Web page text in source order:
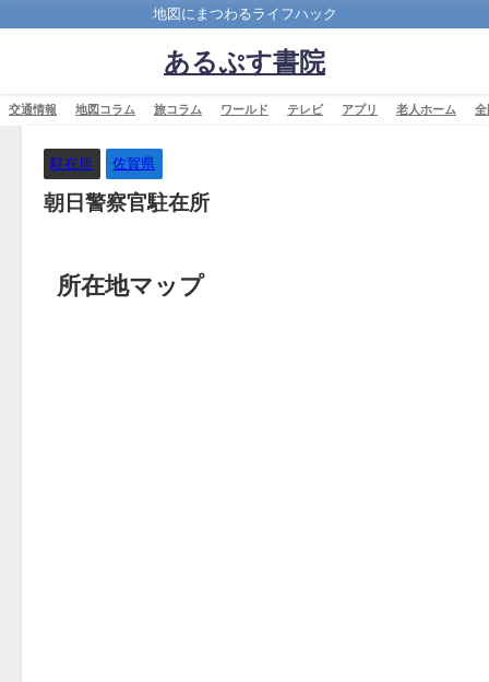
地図にまつわるライフハック
あるぷす書院
交通情報 地図コラム 旅コラム ワールド テレビ アプリ 老人ホーム 全
駐在所 佐賀県
朝日警察官駐在所
所在地マップ